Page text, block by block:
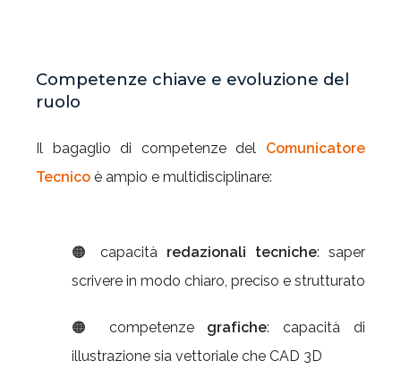
Competenze chiave e evoluzione del
ruolo
Il bagaglio di competenze del Comunicatore
Tecnico è ampio e multidisciplinare:
🟠 capacità redazionali tecniche: saper
scrivere in modo chiaro, preciso e strutturato
🟠 competenze grafiche: capacità di
illustrazione sia vettoriale che CAD 3D